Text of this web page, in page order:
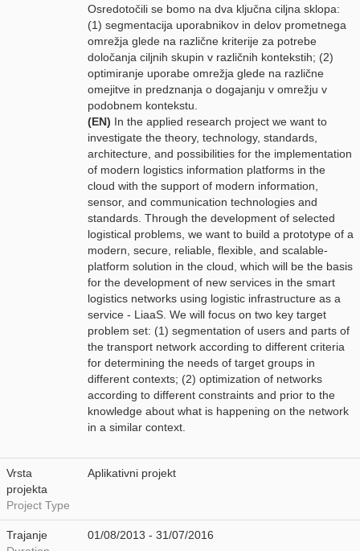
Osredotočili se bomo na dva ključna ciljna sklopa:
(1) segmentacija uporabnikov in delov prometnega
omrežja glede na različne kriterije za potrebe
določanja ciljnih skupin v različnih kontekstih; (2)
optimiranje uporabe omrežja glede na različne
omejitve in predznanja o dogajanju v omrežju v
podobnem kontekstu.
(EN) In the applied research project we want to
investigate the theory, technology, standards,
architecture, and possibilities for the implementation
of modern logistics information platforms in the
cloud with the support of modern information,
sensor, and communication technologies and
standards. Through the development of selected
logistical problems, we want to build a prototype of a
modern, secure, reliable, flexible, and scalable-
platform solution in the cloud, which will be the basis
for the development of new services in the smart
logistics networks using logistic infrastructure as a
service - LiaaS. We will focus on two key target
problem set: (1) segmentation of users and parts of
the transport network according to different criteria
for determining the needs of target groups in
different contexts; (2) optimization of networks
according to different constraints and prior to the
knowledge about what is happening on the network
in a similar context.
Vrsta
projekta
Project Type
Aplikativni projekt
Trajanje
01/08/2013 - 31/07/2016